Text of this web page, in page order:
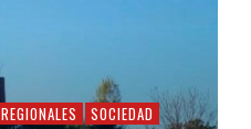
REGIONALES SOCIEDAD